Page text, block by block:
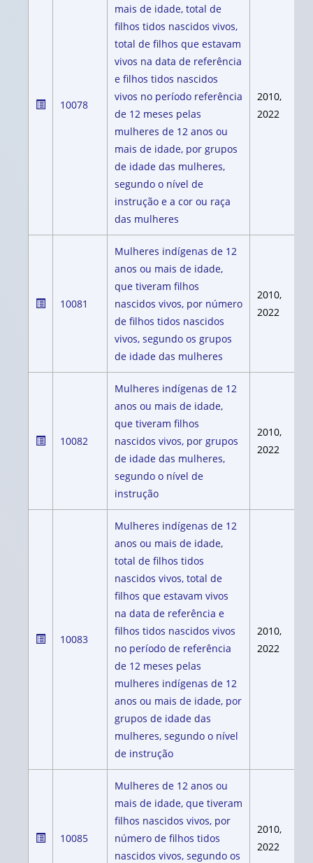
10078
mais de idade, total de
filhos tidos nascidos vivos,
total de filhos que estavam
vivos na data de referência
e filhos tidos nascidos
vivos no período referência
de 12 meses pelas
mulheres de 12 anos ou
mais de idade, por grupos
de idade das mulheres,
segundo o nível de
instrução e a cor ou raça
das mulheres
2010,
2022
10081
Mulheres indígenas de 12
anos ou mais de idade,
que tiveram filhos
nascidos vivos, por número
de filhos tidos nascidos
vivos, segundo os grupos
de idade das mulheres
2010,
2022
10082
Mulheres indígenas de 12
anos ou mais de idade,
que tiveram filhos
nascidos vivos, por grupos
de idade das mulheres,
segundo o nível de
instrução
2010,
2022
10083
Mulheres indígenas de 12
anos ou mais de idade,
total de filhos tidos
nascidos vivos, total de
filhos que estavam vivos
na data de referência e
filhos tidos nascidos vivos
no período de referência
de 12 meses pelas
mulheres indígenas de 12
anos ou mais de idade, por
grupos de idade das
mulheres, segundo o nível
de instrução
2010,
2022
10085
Mulheres de 12 anos ou
mais de idade, que tiveram
filhos nascidos vivos, por
número de filhos tidos
nascidos vivos, segundo os
2010,
2022